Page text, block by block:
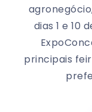
dias 1 e 10
principais